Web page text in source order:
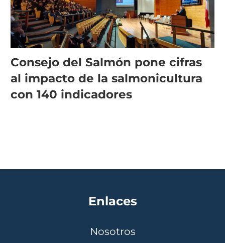
Consejo del Salmón pone cifras
al impacto de la salmonicultura
con 140 indicadores
Enlaces
Nosotros